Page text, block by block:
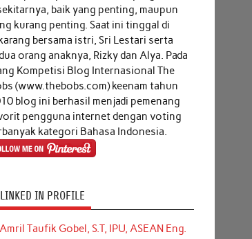
baik yang penting, maupun
kurang penting. Saat ini tinggal di
bersama istri, Sri Lestari serta
orang anaknya, Rizky dan Alya. Pada
Kompetisi Blog Internasional The
(www.thebobs.com) keenam tahun
blog ini berhasil menjadi pemenang
pengguna internet dengan voting
kategori Bahasa Indonesia.
IN PROFILE
Taufik Gobel, S.T, IPU, ASEAN Eng.